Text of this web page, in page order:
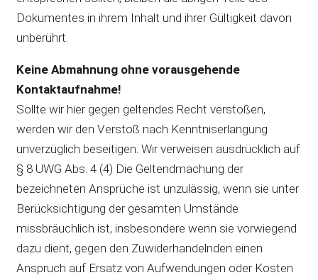
Dokumentes in ihrem Inhalt und ihrer Gültigkeit davon
unberührt.
Keine Abmahnung ohne vorausgehende
Kontaktaufnahme!
Sollte wir hier gegen geltendes Recht verstoßen,
werden wir den Verstoß nach Kenntniserlangung
unverzüglich beseitigen. Wir verweisen ausdrücklich auf
§ 8 UWG Abs. 4 (4) Die Geltendmachung der
bezeichneten Ansprüche ist unzulässig, wenn sie unter
Berücksichtigung der gesamten Umstände
missbräuchlich ist, insbesondere wenn sie vorwiegend
dazu dient, gegen den Zuwiderhandelnden einen
Anspruch auf Ersatz von Aufwendungen oder Kosten